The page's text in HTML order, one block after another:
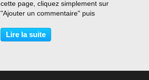
cette page, cliquez simplement sur
"Ajouter un commentaire" puis
Lire la suite